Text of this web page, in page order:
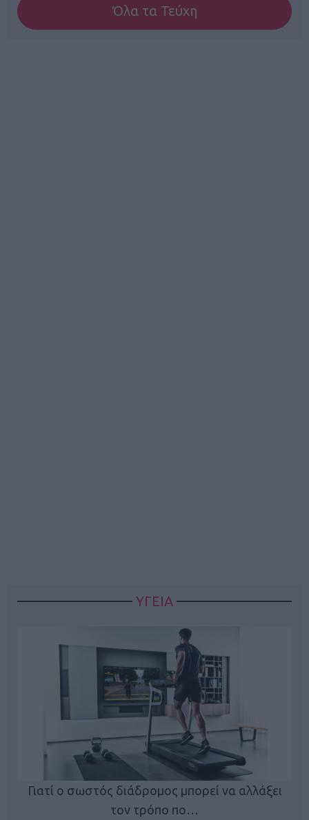
Όλα τα Τεύχη
ΥΓΕΙΑ
Γιατί ο σωστός διάδρομος μπορεί να αλλάξει
τον τρόπο πο…